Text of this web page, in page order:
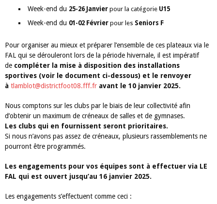
Week-end du 25-26 Janvier pour la catégorie U15
Week-end du 01-02 Février pour les Seniors F
Pour organiser au mieux et préparer l’ensemble de ces plateaux via le
FAL qui se dérouleront lors de la période hivernale, il est impératif
de compléter la mise à disposition des installations
sportives (voir le document ci-dessous) et le renvoyer
à tlamblot@districtfoot08.fff.fr avant le 10 janvier 2025.
Nous comptons sur les clubs par le biais de leur collectivité afin
d’obtenir un maximum de créneaux de salles et de gymnases.
Les clubs qui en fournissent seront prioritaires.
Si nous n’avons pas assez de créneaux, plusieurs rassemblements ne
pourront être programmés.
Les engagements pour vos équipes sont à effectuer via LE
FAL qui est ouvert jusqu’au 16 janvier 2025.
Les engagements s’effectuent comme ceci :